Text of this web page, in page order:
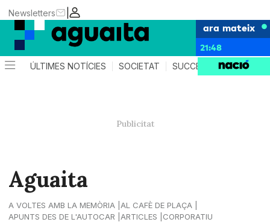
|
Newsletters
ara mateix
21:48
ÚLTIMES NOTÍCIES SOCIETAT SUCCESSOS AGENDA
Aguaita
A VOLTES AMB LA MEMÒRIA
AL CAFÈ DE PLAÇA
APUNTS DES DE L'AUTOCAR
ARTICLES CORPORATIU